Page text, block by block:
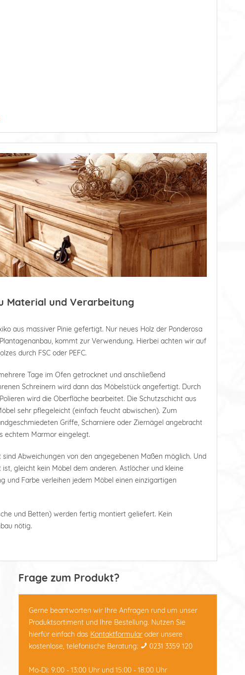
Material und Verarbeitung
aus massiver Pinie gefertigt. Nur neues Holz der Ponderosa
kommt zur Verwendung. Hierbei achten wir auf
durch FSC oder PEFC.
Tage im Ofen getrocknet und anschließend
Schreinern wird dann das Möbelstück angefertigt. Durch
wird die Oberfläche bearbeitet. Die Schutzschicht aus
sehr pflegeleicht (einfach feucht abwischen). Zum
Griffe, Scharniere oder Ziernägel angebracht
echtem Marmor eingelegt.
Abweichungen von den angegebenen Maßen möglich. Und
gleicht kein Möbel dem anderen. Astlöcher und kleine
und Farbe verleihen jedem Möbel einen einzigartigen
und Betten) werden fertig montiert geliefert. Kein
nötig.
Frage zum Produkt?
Gerne beantworten wir Ihre Anfragen rund um unser
Produktsortiment und Ihre Bestellung. Nutzen Sie
hierfür einfach das Kontaktformular oder unsere
kostenlose, telefonische Beratung:
0231 3359 120
Mo-Di: 9:00 - 13:00 Uhr und 15:00 - 18:00 Uhr